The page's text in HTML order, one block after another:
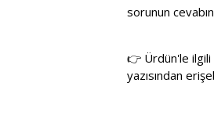
sorunun
👉 Ürdün'le
yazısından